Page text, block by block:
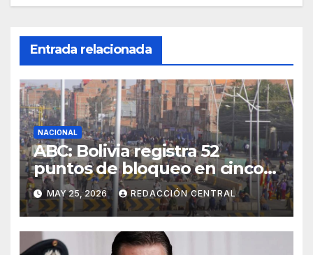
Entrada relacionada
NACIONAL
ABC: Bolivia registra 52
puntos de bloqueo en cinco
departamentos
MAY 25, 2026 REDACCIÓN CENTRAL